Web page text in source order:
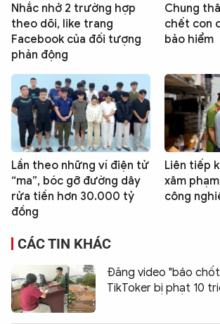
Nhắc nhở 2 trường hợp
theo dõi, like trang
Facebook của đối tượng
phản động
Chung
chết con
bảo hiểm
Lần theo những ví điện tử
“ma”, bóc gỡ đường dây
rửa tiền hơn 30.000 tỷ
đồng
Liên tiếp
xâm
công
CÁC TIN KHÁC
Đăng video "báo
TikToker bị phạt 10